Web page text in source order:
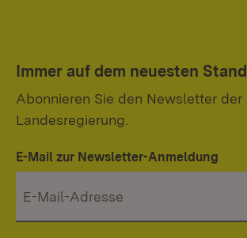
Immer auf dem neuesten Stand
Abonnieren Sie den Newsletter der
Landesregierung.
E-Mail zur Newsletter-Anmeldung